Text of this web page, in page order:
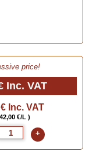
price!
Inc. VAT
€ Inc. VAT
€/L )
+